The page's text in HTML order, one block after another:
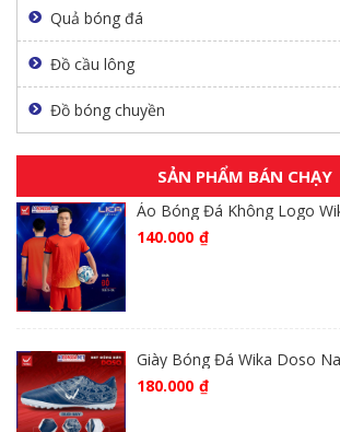
Quả bóng đá
Đồ cầu lông
Đồ bóng chuyền
SẢN PHẨM BÁN CHẠY
Áo Bóng Đá Không Logo
140.000 ₫
Giày Bóng Đá Wika Doso
180.000 ₫